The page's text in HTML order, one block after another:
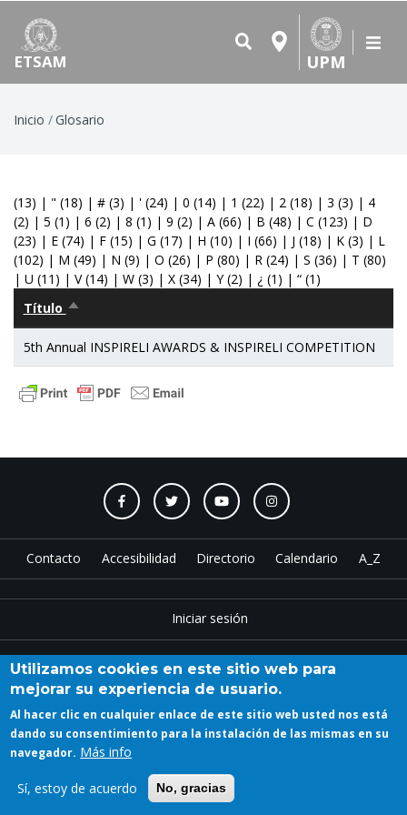
ETSAM UPM
Ruta
Inicio Glosario
(13) | " (18) | # (3) | ' (24) | 0 (14) | 1 (22) | 2 (18) | 3 (3) | 4
(2) | 5 (1) | 6 (2) | 8 (1) | 9 (2) | A (66) | B (48) | C (123) | D
(23) | E (74) | F (15) | G (17) | H (10) | I (66) | J (18) | K (3) | L
(102) | M (49) | N (9) | O (26) | P (80) | R (24) | S (36) | T (80)
| U (11) | V(14) | W (3) | X (34) | Y(2) | ¿ (1) | “ (1)
Título Ordenar
descendente
5th Annual INSPIRELI AWARDS & INSPIRELI COMPETITION
Contacto Accesibilidad Directorio Calendario A_Z
Iniciar sesión
Copyright © 2023 ETSAM
Utilizamos cookies en este sitio web para
mejorar su experiencia de usuario.
Al hacer clic en cualquier enlace de este sitio web usted nos está
dando su consentimiento para la instalación de las mismas en su
navegador. Más info
Sí, estoy de acuerdo No, gracias